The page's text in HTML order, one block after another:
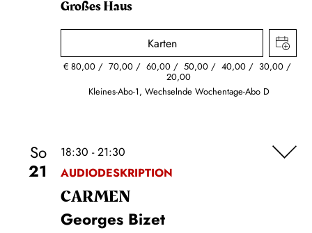
Großes Haus
Karten
€80,00 70,00 60,00 50,00 40,00 30,00
20,00
Kleines-Abo-1, Wechselnde Wochentage-Abo D
So
21
18:30 - 21:30
AUDIODESKRIPTION
CARMEN
Georges Bizet